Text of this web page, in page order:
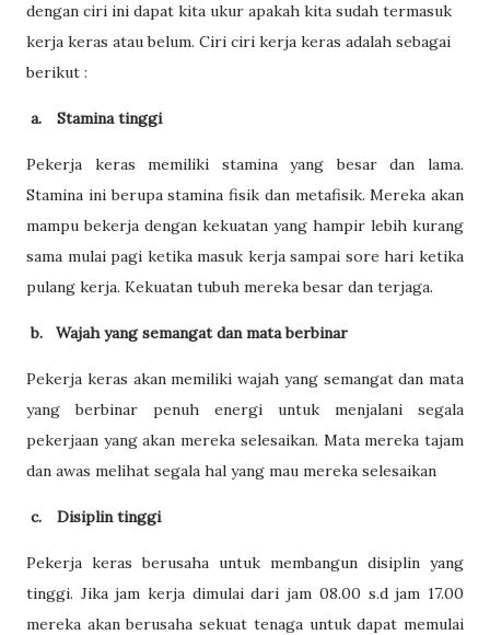
dengan ciri ini dapat kita ukur apakah kita sudah termasuk
kerja keras atau belum. Ciri ciri kerja keras adalah sebagai
berikut :
a. Stamina tinggi
Pekerja keras memiliki stamina yang besar dan lama.
Stamina ini berupa stamina fisik dan metafisik. Mereka akan
mampu bekerja dengan kekuatan yang hampir lebih kurang
sama mulai pagi ketika masuk kerja sampai sore hari ketika
pulang kerja. Kekuatan tubuh mereka besar dan terjaga.
b. Wajah yang semangat dan mata berbinar
Pekerja keras akan memiliki wajah yang semangat dan mata
yang berbinar penuh energi untuk menjalani segala
pekerjaan yang akan mereka selesaikan. Mata mereka tajam
dan awas melihat segala hal yang mau mereka selesaikan
c. Disiplin tinggi
Pekerja keras berusaha untuk membangun disiplin yang
tinggi. Jika jam kerja dimulai dari jam 08.00 s.d jam 17.00
mereka akan berusaha sekuat tenaga untuk dapat memulai